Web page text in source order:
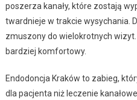
poszerza kanały, które zostają
twardnieje w trakcie wysychania.
zmuszony do wielokrotnych
bardziej komfortowy.
Endodoncja Kraków to zabieg,
dla pacjenta niż leczenie